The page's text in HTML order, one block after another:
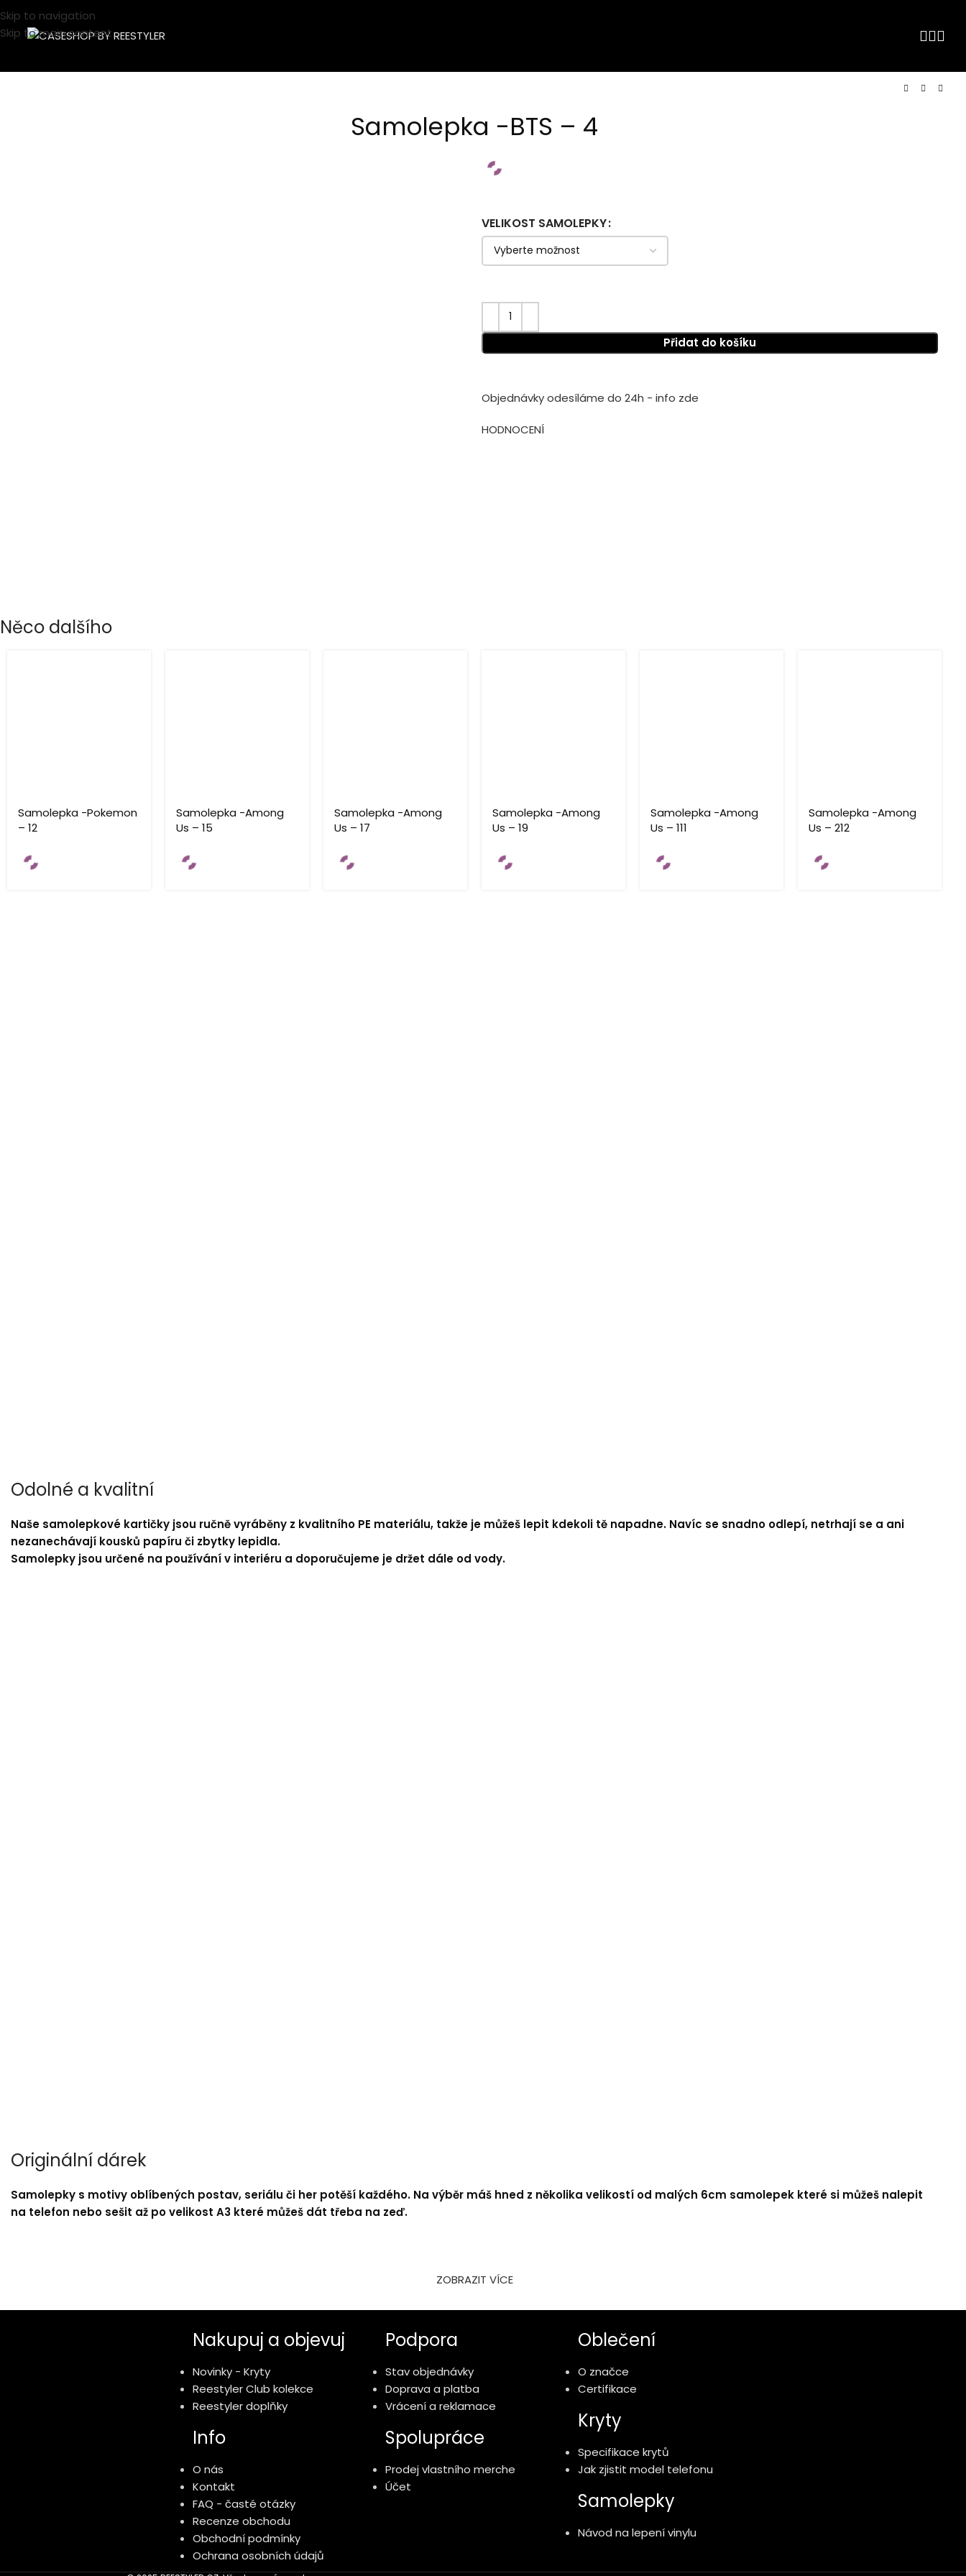
Skip to navigation
Skip to main content
Samolepka -BTS – 4
VELIKOST SAMOLEPKY
Přidat do košíku
Objednávky odesíláme do 24h - info zde
HODNOCENÍ
Něco dalšího
Samolepka -Pokemon
– 12
Samolepka -Among
Us – 15
Samolepka -Among
Us – 17
Samolepka -Among
Us – 19
Samolepka -Among
Us – 111
Samolepka -Among
Us – 212
Odolné a kvalitní
Naše samolepkové kartičky jsou ručně vyráběny z kvalitního PE materiálu, takže je můžeš lepit kdekoli tě napadne. Navíc se snadno odlepí, netrhají se a ani
nezanechávají kousků papíru či zbytky lepidla.
Samolepky jsou určené na používání v interiéru a doporučujeme je držet dále od vody.
Originální dárek
Samolepky s motivy oblíbených postav, seriálu či her potěší každého. Na výběr máš hned z několika velikostí od malých 6cm samolepek které si můžeš nalepit
na telefon nebo sešit až po velikost A3 které můžeš dát třeba na zeď.
ZOBRAZIT VÍCE
Nakupuj a objevuj
Novinky - Kryty
Reestyler Club kolekce
Reestyler doplňky
Info
O nás
Kontakt
FAQ - časté otázky
Recenze obchodu
Obchodní podmínky
Ochrana osobních údajů
Podpora
Stav objednávky
Doprava a platba
Vrácení a reklamace
Spolupráce
Prodej vlastního merche
Účet
Oblečení
O značce
Certifikace
Kryty
Specifikace krytů
Jak zjistit model telefonu
Samolepky
Návod na lepení vinylu